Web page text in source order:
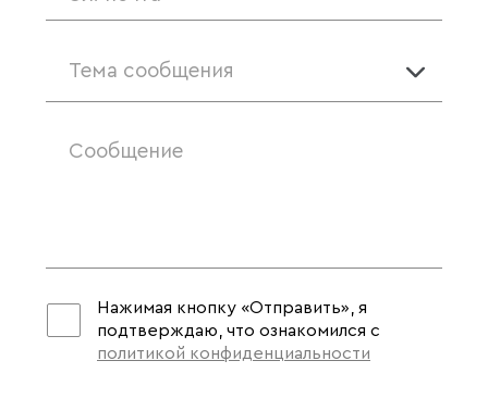
Тема сообщения
Нажимая кнопку «Отправить», я
подтверждаю, что ознакомился с
политикой конфиденциальности